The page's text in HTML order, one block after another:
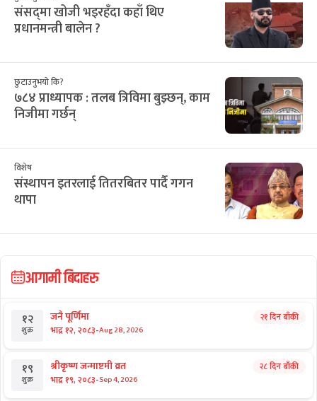
संसद्‌मा खोजी भइरहँदा कहाँ थिए
प्रधानमन्त्री बालेन ?
छुटाउनुभयो कि?
७८४ प्राध्यापक : तलब त्रिविमा बुझ्छन्, काम
निजीमा गर्छन्
विशेष
संस्थापन इतरलाई तितरबितर पार्दै गगन
थापा
आगामी बिदाहरु
१२
शुक्र
जनै पूर्णिमा
भाद्र १२, २०८३-Aug 28, 2026
२१ दिन बाँकी
१९
शुक्र
श्रीकृष्ण जन्माष्टमी व्रत
भाद्र १९, २०८३-Sep 4, 2026
२८ दिन बाँकी